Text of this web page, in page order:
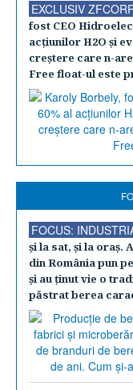
EXCLUSIV
fost CEO
acţiunilor H2O şi
creştere care n-
Free float-ul este
FOCUS:
şi la sat, şi la oraş.
din România pun
şi au ţinut vie o
păstrat berea